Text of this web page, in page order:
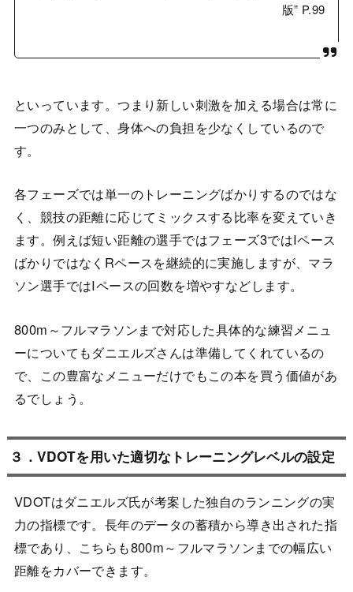
版” P.99
といっています。つまり新しい刺激を加える場合は常に
一つのみとして、身体への負担を少なくしているので
す。
各フェーズでは単一のトレーニングばかりするのではな
く、競技の距離に応じてミックスする比率を変えていき
ます。例えば短い距離の選手ではフェーズ3ではIペース
ばかりではなくRペースを継続的に実施しますが、マラ
ソン選手ではIペースの回数を増やすなどします。
800m～フルマラソンまで対応した具体的な練習メニュ
ーについてもダニエルズさんは準備してくれているの
で、この豊富なメニューだけでもこの本を買う価値があ
るでしょう。
３．VDOTを用いた適切なトレーニングレベルの設定
VDOTはダニエルズ氏が考案した独自のランニングの実
力の指標です。長年のデータの蓄積から導き出された指
標であり、こちらも800m～フルマラソンまでの幅広い
距離をカバーできます。